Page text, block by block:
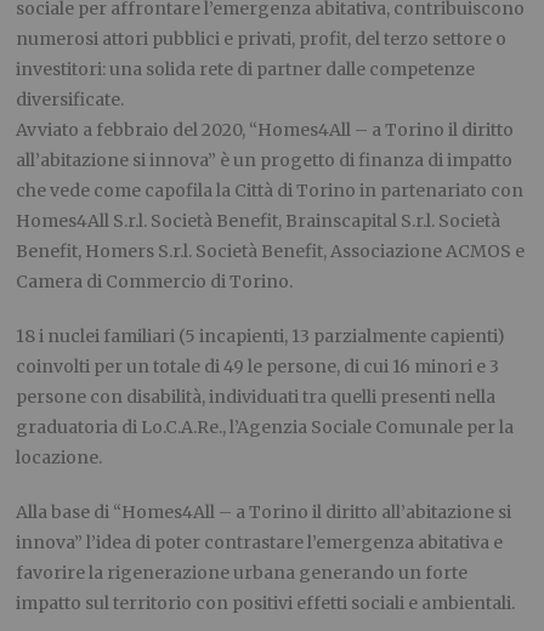
sociale per affrontare l’emergenza abitativa, contribuiscono
numerosi attori pubblici e privati, profit, del terzo settore o
investitori: una solida rete di partner dalle competenze
diversificate.
Avviato a febbraio del 2020, “Homes4All – a Torino il diritto
all’abitazione si innova” è un progetto di finanza di impatto
che vede come capofila la Città di Torino in partenariato con
Homes4All S.r.l. Società Benefit, Brainscapital S.r.l. Società
Benefit, Homers S.r.l. Società Benefit, Associazione ACMOS e
Camera di Commercio di Torino.
18 i nuclei familiari (5 incapienti, 13 parzialmente capienti)
coinvolti per un totale di 49 le persone, di cui 16 minori e 3
persone con disabilità, individuati tra quelli presenti nella
graduatoria di Lo.C.A.Re., l’Agenzia Sociale Comunale per la
locazione.
Alla base di “Homes4All – a Torino il diritto all’abitazione si
innova” l’idea di poter contrastare l’emergenza abitativa e
favorire la rigenerazione urbana generando un forte
impatto sul territorio con positivi effetti sociali e ambientali.